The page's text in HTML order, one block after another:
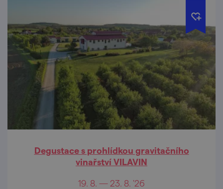
Degustace s prohlídkou gravitačního
vinařství VILAVIN
19. 8. — 23. 8. '26